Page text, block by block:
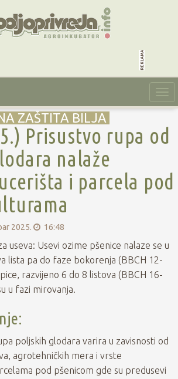
reklama
ZAŠTITA BILJA
Prisustvo rupa od
nalaže
i parcela pod
2025. 16:48
useva: Usevi ozime pšenice nalaze se u
lista pa do faze bokorenja (BBCH 12-
razvijeno 6 do 8 listova (BBCH 16-
u fazi mirovanja.
poljskih glodara varira u zavisnosti od
agrotehničkih mera i vrste
pod pšenicom gde su predusevi